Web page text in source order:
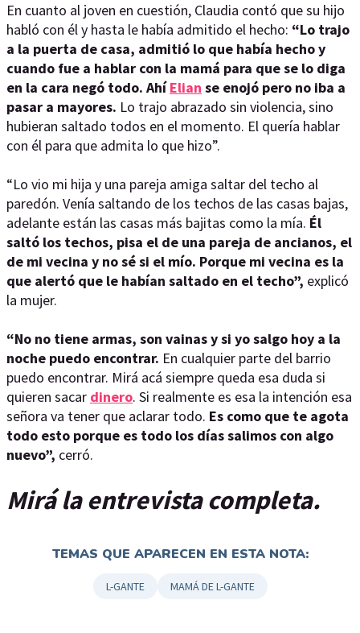
En cuanto al joven en cuestión, Claudia contó que su hijo
habló con él y hasta le había admitido el hecho: “Lo trajo
a la puerta de casa, admitió lo que había hecho y
cuando fue a hablar con la mamá para que se lo diga
en la cara negó todo. AhíElian se enojó pero no iba a
pasar a mayores. Lo trajo abrazado sin violencia, sino
hubieran saltado todos en el momento. El quería hablar
con él para que admita lo que hizo”.
“Lo vio mi hija y una pareja amiga saltar del techo al
paredón. Venía saltando de los techos de las casas bajas,
adelante están las casas más bajitas como la mía. Él
saltó los techos, pisa el de una pareja de ancianos, el
de mi vecina y no sé si el mío. Porque mi vecina es la
que alertó que le habían saltado en el techo”, explicó
la mujer.
“No no tiene armas, son vainas y si yo salgo hoy a la
noche puedo encontrar. En cualquier parte del barrio
puedo encontrar. Mirá acá siempre queda esa duda si
quieren sacar dinero. Si realmente es esa la intención esa
señora va tener que aclarar todo. Es como que te agota
todo esto porque es todo los días salimos con algo
nuevo”, cerró.
Mirá la entrevista completa.
TEMAS QUE APARECEN EN ESTA NOTA:
L-GANTE MAMÁ DE L-GANTE